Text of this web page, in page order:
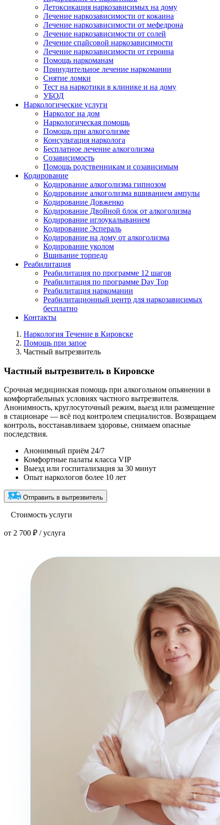
Детоксикация наркозависимых на дому
Лечение наркозависимости от кокаина
Лечение наркозависимости от мефедрона
Лечение наркозависимости от солей
Лечение спайсовой наркозависимости
Лечение наркозависимости от героина
Помощь наркоманам
Принудительное лечение наркомании
Снятие ломки
Тест на наркотики в клинике и на дому
УБОД
Наркологические услуги
Нарколог на дом
Наркологическая помощь
Помощь при алкоголизме
Консультация нарколога
Бесплатное лечение алкоголизма
Созависимость
Помощь родственникам и созависимым
Кодирование
Кодирование алкоголизма гипнозом
Кодирование алкоголизма вшиванием ампулы
Кодирование Довженко
Кодирование Двойной блок от алкоголизма
Кодирование иглоукалыванием
Кодирование Эспераль
Кодирование на дому от алкоголизма
Кодирование уколом
Вшивание торпедо
Реабилитация
Реабилитация по программе 12 шагов
Реабилитация по программе Day Top
Реабилитация наркомании
Реабилитационный центр для наркозависимых
бесплатно
Контакты
Наркология Течение в Кировске
Помощь при запое
Частный вытрезвитель
Частный вытрезвитель в Кировске
Срочная медицинская помощь при алкогольном опьянении в
комфортабельных условиях частного вытрезвителя.
Анонимность, круглосуточный режим, выезд или размещение
в стационаре — всё под контролем специалистов. Возвращаем
контроль, восстанавливаем здоровье, снимаем опасные
последствия.
Анонимный приём 24/7
Комфортные палаты класса VIP
Выезд или госпитализация за 30 минут
Опыт наркологов более 10 лет
Отправить в вытрезвитель
Стоимость услуги
от 2 700 ₽ / услуга